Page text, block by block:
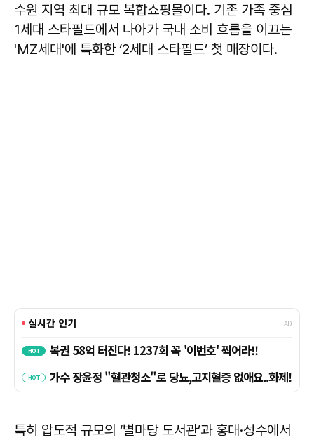
수원 지역 최대 규모 복합쇼핑몰이다. 기존 가족 중심
1세대 스타필드에서 나아가 국내 소비 흐름을 이끄는
'MZ세대'에 특화한 ‘2세대 스타필드’ 첫 매장이다.
특히 압도적 규모의 ‘별마당 도서관’과 홍대·성수에서